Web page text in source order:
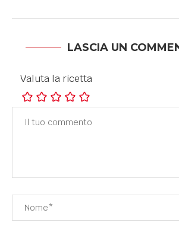
LASCIA UN
Valuta la ricetta